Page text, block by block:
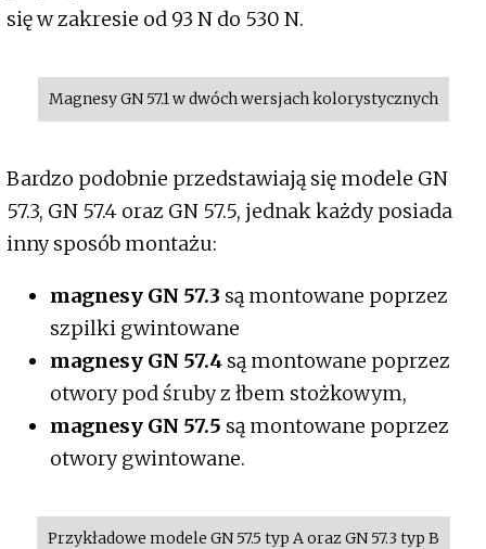
się w zakresie od 93 N do 530 N.
Magnesy GN 57.1 w dwóch wersjach kolorystycznych
Bardzo podobnie przedstawiają się modele GN
57.3, GN 57.4 oraz GN 57.5, jednak każdy posiada
inny sposób montażu:
magnesy GN 57.3 są montowane poprzez
szpilki gwintowane
magnesy GN 57.4 są montowane poprzez
otwory pod śruby z łbem stożkowym,
magnesy GN 57.5 są montowane poprzez
otwory gwintowane.
Przykładowe modele GN 57.5 typ A oraz GN 57.3 typ B